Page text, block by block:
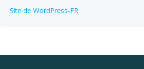
Site de WordPress-FR